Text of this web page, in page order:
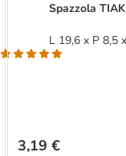
Spazzola
L 19,6 x P 8,5
3,19 €